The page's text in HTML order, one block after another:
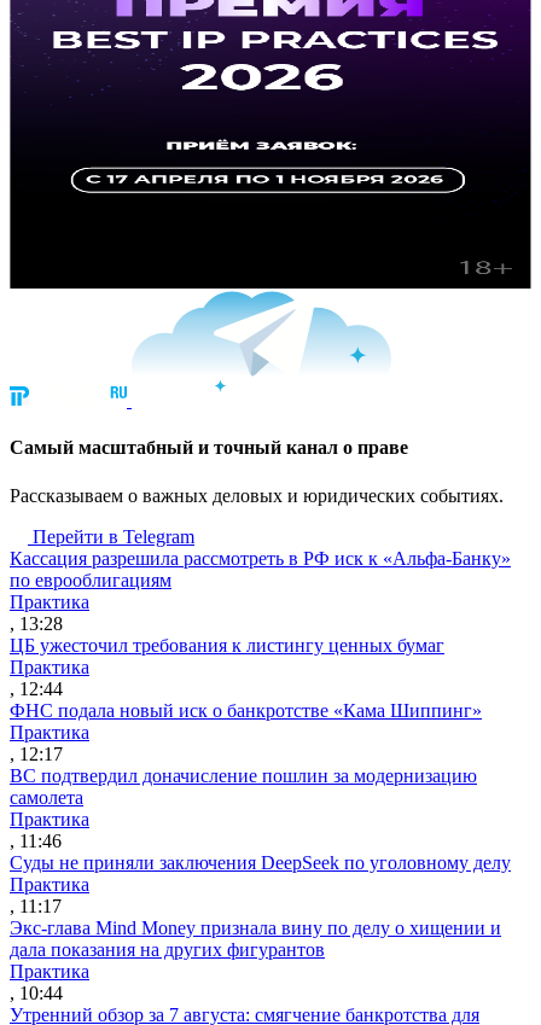
Cамый масштабный и точный канал о праве
Рассказываем о важных деловых и юридических событиях.
Перейти в Telegram
Кассация разрешила рассмотреть в РФ иск к «Альфа-Банку»
по еврооблигациям
Практика
, 13:28
ЦБ ужесточил требования к листингу ценных бумаг
Практика
, 12:44
ФНС подала новый иск о банкротстве «Кама Шиппинг»
Практика
, 12:17
ВС подтвердил доначисление пошлин за модернизацию
самолета
Практика
, 11:46
Суды не приняли заключения DeepSeek по уголовному делу
Практика
, 11:17
Экс-глава Mind Money признала вину по делу о хищении и
дала показания на других фигурантов
Практика
, 10:44
Утренний обзор за 7 августа: смягчение банкротства для